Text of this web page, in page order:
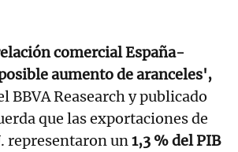
comercial España-
aumento de aranceles',
BBVA Reasearch y publicado
que las exportaciones de
representaron un1,3 % del PIB